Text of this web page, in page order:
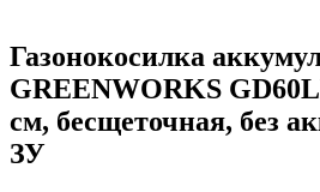
Газонокосилка
GREENWORKS
см, бесщеточная, без
ЗУ